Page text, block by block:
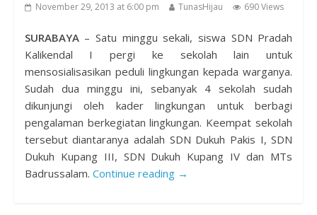
November 29, 2013 at 6:00 pm TunasHijau 690 Views
SURABAYA– Satu minggu sekali, siswa SDN Pradah
Kalikendal I pergi ke sekolah lain untuk
mensosialisasikan peduli lingkungan kepada warganya.
Sudah dua minggu ini, sebanyak 4 sekolah sudah
dikunjungi oleh kader lingkungan untuk berbagi
pengalaman berkegiatan lingkungan. Keempat sekolah
tersebut diantaranya adalah SDN Dukuh Pakis I, SDN
Dukuh Kupang III, SDN Dukuh Kupang IV dan MTs
Badrussalam. Continue reading →